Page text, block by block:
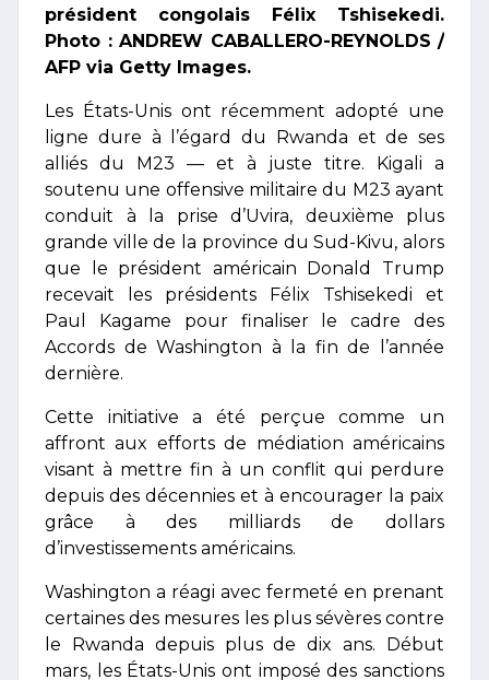
président congolais Félix Tshisekedi.
Photo : ANDREW CABALLERO-REYNOLDS /
AFP via Getty Images.
Les États-Unis ont récemment adopté une
ligne dure à l’égard du Rwanda et de ses
alliés du M23 — et à juste titre. Kigali a
soutenu une offensive militaire du M23 ayant
conduit à la prise d’Uvira, deuxième plus
grande ville de la province du Sud-Kivu, alors
que le président américain Donald Trump
recevait les présidents Félix Tshisekedi et
Paul Kagame pour finaliser le cadre des
Accords de Washington à la fin de l’année
dernière.
Cette initiative a été perçue comme un
affront aux efforts de médiation américains
visant à mettre fin à un conflit qui perdure
depuis des décennies et à encourager la paix
grâce à des milliards de dollars
d’investissements américains.
Washington a réagi avec fermeté en prenant
certaines des mesures les plus sévères contre
le Rwanda depuis plus de dix ans. Début
mars, les États-Unis ont imposé des sanctions